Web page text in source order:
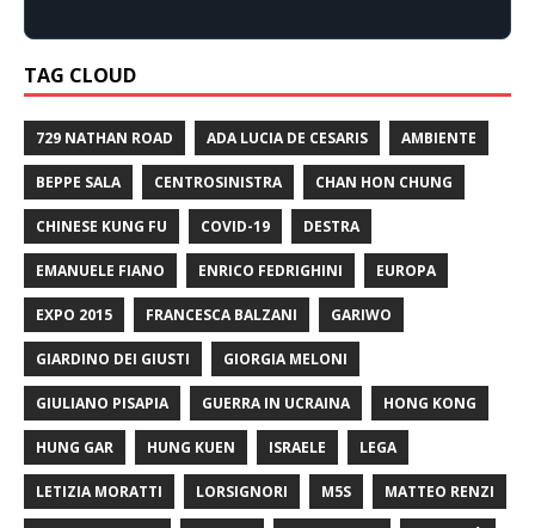
TAG CLOUD
729 NATHAN ROAD ADA LUCIA DE CESARIS AMBIENTE
BEPPE SALA CENTROSINISTRA CHAN HON CHUNG
CHINESE KUNG FU COVID-19 DESTRA
EMANUELE FIANO ENRICO FEDRIGHINI EUROPA
EXPO 2015 FRANCESCA BALZANI GARIWO
GIARDINO DEI GIUSTI GIORGIA MELONI
GIULIANO PISAPIA GUERRA IN UCRAINA HONG KONG
HUNG GAR HUNG KUEN ISRAELE LEGA
LETIZIA MORATTI LORSIGNORI M5S MATTEO RENZI